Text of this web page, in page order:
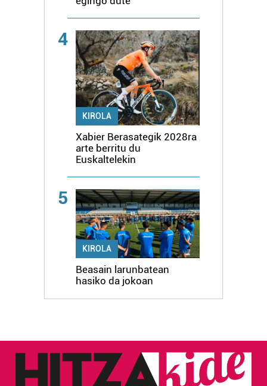
4
KIROLA
Xabier Berasategik 2028ra
arte berritu du
Euskaltelekin
5
KIROLA
Beasain larunbatean
hasiko da jokoan